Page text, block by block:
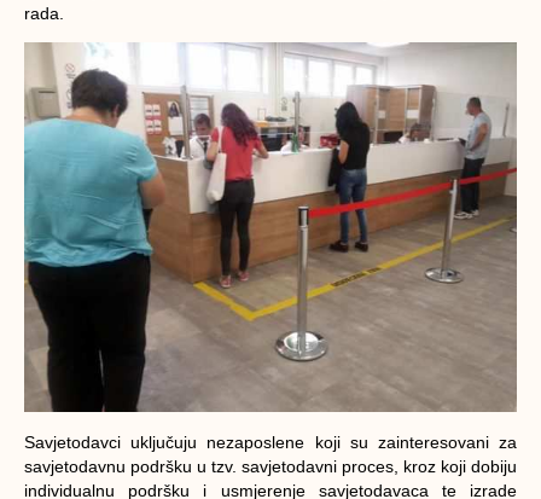
rada.
Savjetodavci uključuju nezaposlene koji su zainteresovani za
savjetodavnu podršku u tzv. savjetodavni proces, kroz koji dobiju
individualnu podršku i usmjerenje savjetodavaca te izrade